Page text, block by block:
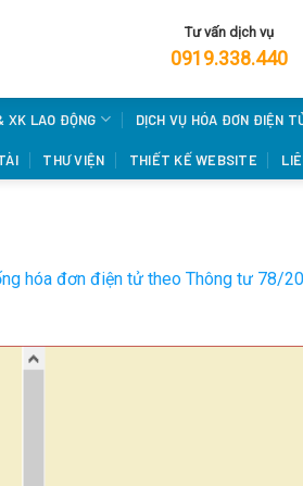
Tư vấn dịch vụ
0919.338.440
XK LAO ĐỘNG DỊCH VỤ HÓA ĐƠN ĐIỆN
THƯ VIỆN THIẾT KẾ WEBSITE
hóa đơn điện tử theo Thông tư 78/